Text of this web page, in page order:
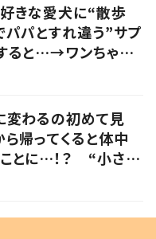
きな愛犬に“散歩
パパとすれ違う”サプ
ると…→ワンちゃん
変わるの初めて見
ら帰ってくると体中
とに…！？ “小さい